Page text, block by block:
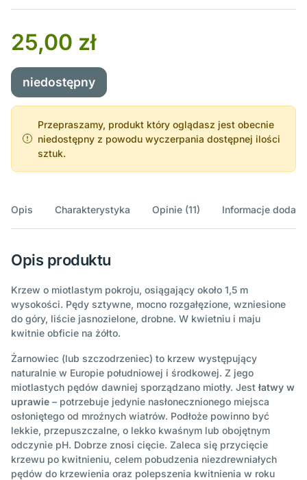
25,00 zł
niedostępny
Przepraszamy, produkt który oglądasz jest obecnie
niedostępny z powodu wyczerpania dostępnej ilości
sztuk.
Opis Charakterystyka Opinie (11) Informacje
Opis produktu
Krzew o miotlastym pokroju, osiągający około 1,5 m
wysokości. Pędy sztywne, mocno rozgałęzione, wzniesione
do góry, liście jasnozielone, drobne. W kwietniu i maju
kwitnie obficie na żółto.
Żarnowiec (lub szczodrzeniec) to krzew występujący
naturalnie w Europie południowej i środkowej. Z jego
miotlastych pędów dawniej sporządzano miotły. Jest łatwy w
uprawie – potrzebuje jedynie nasłonecznionego miejsca
osłoniętego od mroźnych wiatrów. Podłoże powinno być
lekkie, przepuszczalne, o lekko kwaśnym lub obojętnym
odczynie pH. Dobrze znosi cięcie. Zaleca się przycięcie
krzewu po kwitnieniu, celem pobudzenia niezdrewniałych
pędów do krzewienia oraz polepszenia kwitnienia w roku